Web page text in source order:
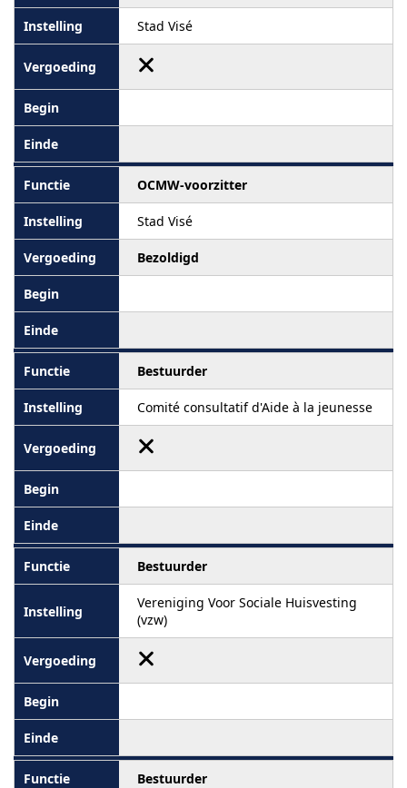
Stad Visé
OCMW-voorzitter
Stad Visé
Bezoldigd
Bestuurder
Comité consultatif d'Aide à la jeunesse
Bestuurder
Vereniging Voor Sociale Huisvesting
(vzw)
Bestuurder